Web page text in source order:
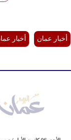
أخبار عمان أخبار